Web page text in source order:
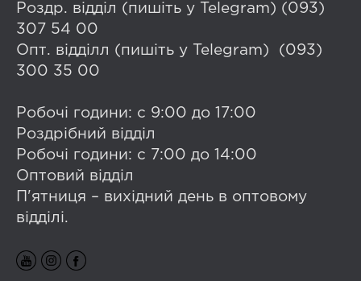
Роздр. відділ (пишіть у Telegram) (093)
307 54 00
Опт. відділл (пишіть у Telegram) (093)
300 35 00
Робочі години: с 9:00 до 17:00
Роздрібний відділ
Робочі години: с 7:00 до 14:00
Оптовий відділ
П'ятниця – вихідний день в оптовому
відділі.